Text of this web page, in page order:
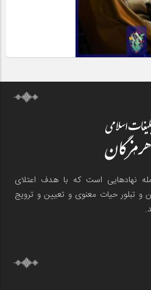
نهادهایی است که با هدف اعتلای
و تبلور حیات معنوی و تعیین و ترویج